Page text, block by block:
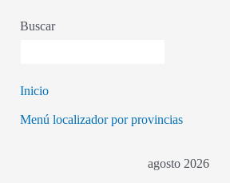
Buscar
Inicio
Menú localizador por provincias
agosto 2026